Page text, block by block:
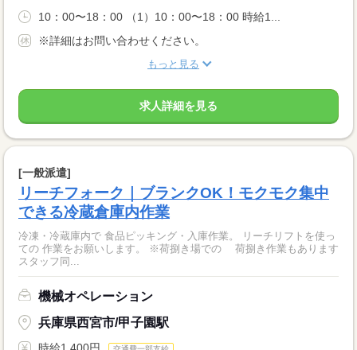
10：00〜18：00 （1）10：00〜18：00 時給1...
※詳細はお問い合わせください。
もっと見る
求人詳細を見る
[一般派遣]
リーチフォーク｜ブランクOK！モクモク集中
できる冷蔵倉庫内作業
冷凍・冷蔵庫内で 食品ピッキング・入庫作業。 リーチリフトを使っ
ての 作業をお願いします。 ※荷捌き場での 荷捌き作業もあります
スタッフ同...
機械オペレーション
兵庫県西宮市/甲子園駅